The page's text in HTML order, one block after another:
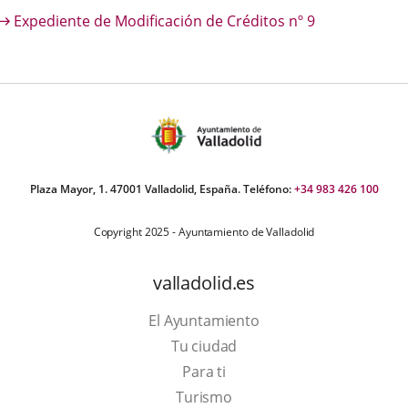
una
externa.
una
externa.
Expediente de Modificación de Créditos nº 9
Plaza Mayor, 1. 47001 Valladolid, España. Teléfono:+34 983 426 100
Copyright 2025 - Ayuntamiento de Valladolid
valladolid.es
El Ayuntamiento
Tu ciudad
Para ti
TurismoEste